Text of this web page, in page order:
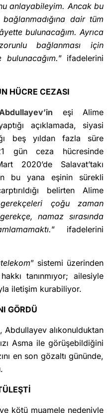
anlayabileyim. Ancak bu
dair tüm
bulunacağım. Ayrıca
bağlanması için
” ifadelerini
HÜCRE CEZASI
eşi Alime
açıklamada, siyasi
beş yıldan fazla süre
gün ceza hücresinde
2020’de Salavat’takı
bu yana eşinin sürekli
belirten Alime
çoğu zaman
namaz sırasında
” ifadelerini
” sistemi üzerinden
tanınmıyor; ailesiyle
iletişim kurabiliyor.
GÖRDÜ
Abdullayev alıkonulduktan
Asma ile görüşebildiğini
en son gözaltı gününde,
kötü muamele nedeniyle